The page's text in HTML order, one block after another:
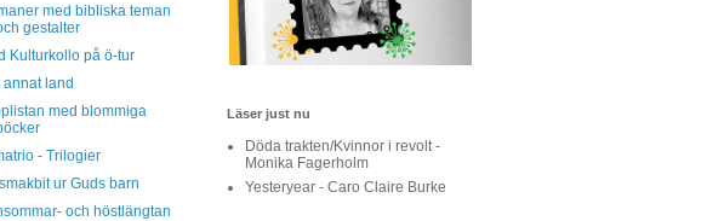
med bibliska teman
gestalter
Kulturkollo på ö-tur
annat land
med blommiga
- Trilogier
ur Guds barn
och höstlängtan
Läser just nu
Döda trakten/Kvinnor i revolt -
Monika Fagerholm
Yesteryear - Caro Claire Burke